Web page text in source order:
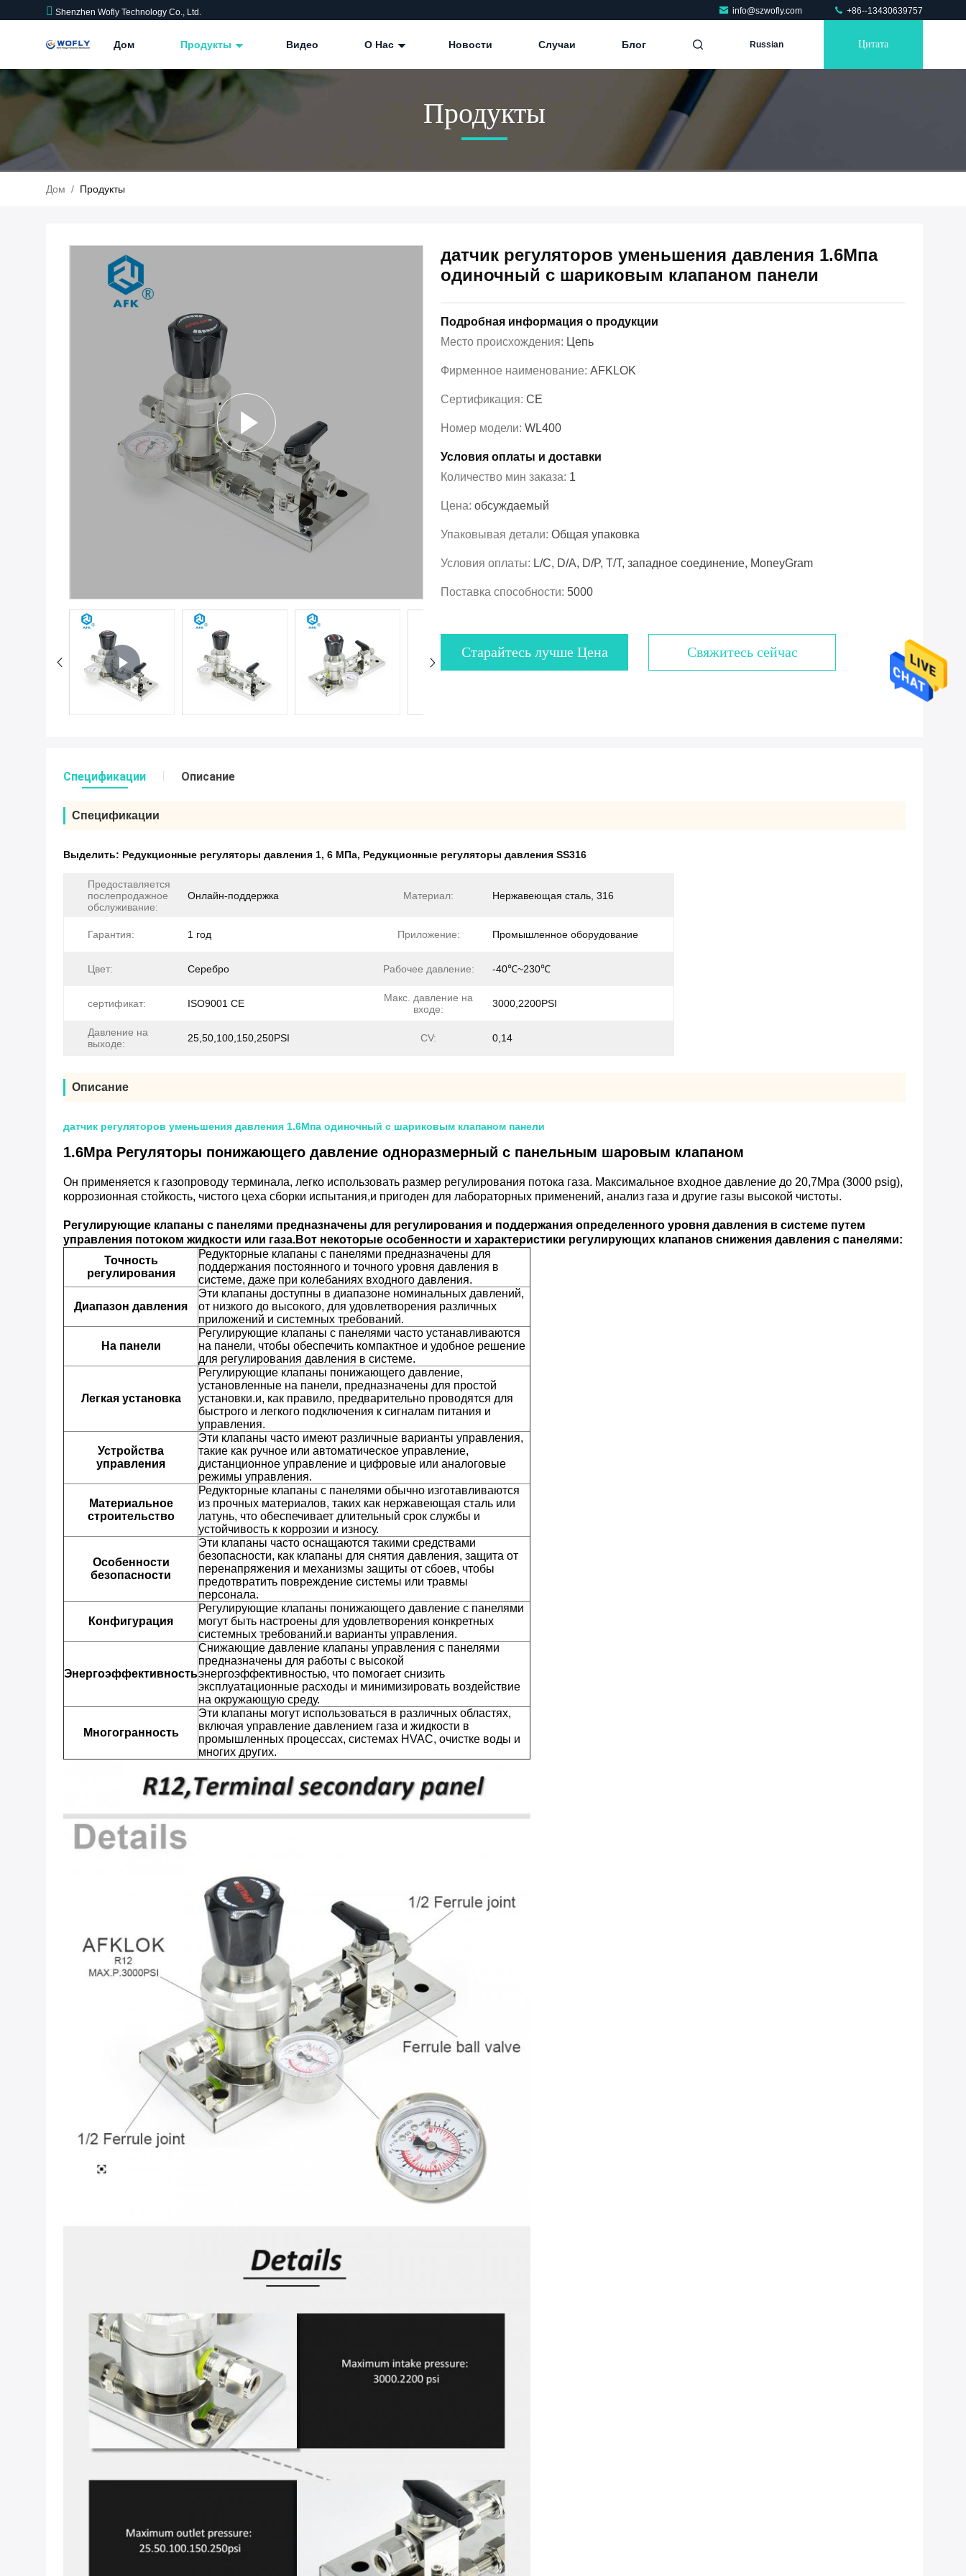
Shenzhen Wofly Technology Co., Ltd. info@szwofly.com +86--13430639757
Дом Продукты Видео О Нас Новости Случаи Блог Russian Цитата
Продукты
Дом / Продукты
датчик регуляторов уменьшения давления 1.6Мпа
одиночный с шариковым клапаном панели
Подробная информация о продукции
Место происхождения: Цепь
Фирменное наименование: AFKLOK
Сертификация: CE
Номер модели: WL400
Условия оплаты и доставки
Количество мин заказа: 1
Цена: обсуждаемый
Упаковывая детали: Общая упаковка
Условия оплаты: L/C, D/A, D/P, T/T, западное соединение, MoneyGram
Поставка способности: 5000
Старайтесь лучше Цена Свяжитесь сейчас
Спецификации Описание
Спецификации
Выделить: Редукционные регуляторы давления 1, 6 МПа, Редукционные регуляторы давления SS316
Предоставляется
послепродажное
обслуживание:
Онлайн-поддержка Материал: Нержавеющая сталь, 316
Гарантия: 1 год Приложение: Промышленное оборудование
Цвет: Серебро Рабочее давление: -40℃~230℃
сертификат: ISO9001 CE
Макс. давление на
входе:
3000,2200PSI
Давление на
выходе:
25,50,100,150,250PSI CV: 0,14
Описание
датчик регуляторов уменьшения давления 1.6Мпа одиночный с шариковым клапаном панели
1.6Mpa Регуляторы понижающего давление одноразмерный с панельным шаровым клапаном
Он применяется к газопроводу терминала, легко использовать размер регулирования потока газа. Максимальное входное давление до 20,7Mpa (3000 psig),
коррозионная стойкость, чистого цеха сборки испытания,и пригоден для лабораторных применений, анализ газа и другие газы высокой чистоты.
Регулирующие клапаны с панелями предназначены для регулирования и поддержания определенного уровня давления в системе путем
управления потоком жидкости или газа.Вот некоторые особенности и характеристики регулирующих клапанов снижения давления с панелями:
Точность
регулирования
Редукторные клапаны с панелями предназначены для
поддержания постоянного и точного уровня давления в
системе, даже при колебаниях входного давления.
Диапазон давления
Эти клапаны доступны в диапазоне номинальных давлений,
от низкого до высокого, для удовлетворения различных
приложений и системных требований.
На панели
Регулирующие клапаны с панелями часто устанавливаются
на панели, чтобы обеспечить компактное и удобное решение
для регулирования давления в системе.
Легкая установка
Регулирующие клапаны понижающего давление,
установленные на панели, предназначены для простой
установки.и, как правило, предварительно проводятся для
быстрого и легкого подключения к сигналам питания и
управления.
Устройства
управления
Эти клапаны часто имеют различные варианты управления,
такие как ручное или автоматическое управление,
дистанционное управление и цифровые или аналоговые
режимы управления.
Материальное
строительство
Редукторные клапаны с панелями обычно изготавливаются
из прочных материалов, таких как нержавеющая сталь или
латунь, что обеспечивает длительный срок службы и
устойчивость к коррозии и износу.
Особенности
безопасности
Эти клапаны часто оснащаются такими средствами
безопасности, как клапаны для снятия давления, защита от
перенапряжения и механизмы защиты от сбоев, чтобы
предотвратить повреждение системы или травмы
персонала.
Конфигурация
Регулирующие клапаны понижающего давление с панелями
могут быть настроены для удовлетворения конкретных
системных требований.и варианты управления.
Энергоэффективность
Снижающие давление клапаны управления с панелями
предназначены для работы с высокой
энергоэффективностью, что помогает снизить
эксплуатационные расходы и минимизировать воздействие
на окружающую среду.
Многогранность
Эти клапаны могут использоваться в различных областях,
включая управление давлением газа и жидкости в
промышленных процессах, системах HVAC, очистке воды и
многих других.